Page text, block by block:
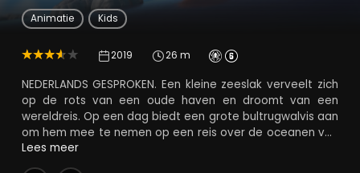
Animatie Kids
2019 26 m
NEDERLANDS GESPROKEN. Een kleine zeeslak verveelt zich
op de rots van een oude haven en droomt van een
wereldreis. Op een dag biedt een grote bultrugwalvis aan
om hem mee te nemen op een reis over de oceanen van
de wereld. Er ontstaat een ongewone vriendschap tussen
de twee.
Lees meer